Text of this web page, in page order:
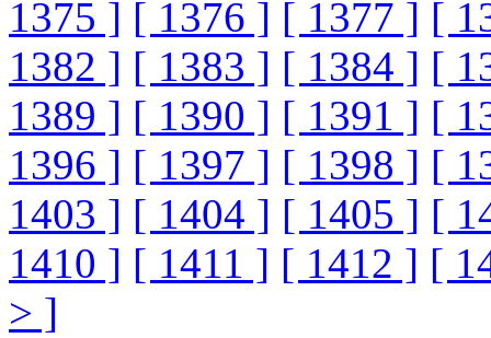
1375 ] [ 1376 ] [ 1377 ] [
1382 ] [ 1383 ] [ 1384 ] [
1389 ] [ 1390 ] [ 1391 ] [
1396 ] [ 1397 ] [ 1398 ] [
1403 ] [ 1404 ] [ 1405 ] [
1410 ] [ 1411 ] [ 1412 ] [
> ]